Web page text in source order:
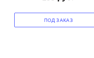
ПОД ЗАКАЗ